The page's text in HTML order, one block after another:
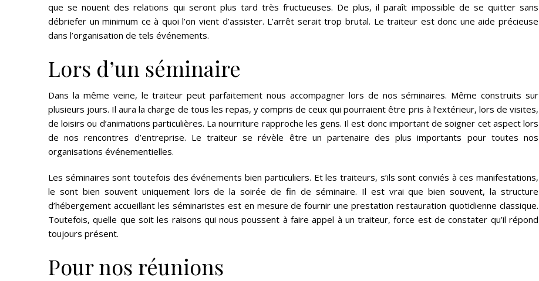
que se nouent des relations qui seront plus tard très fructueuses. De plus, il paraît impossible de se quitter sans
débriefer un minimum ce à quoi l’on vient d’assister. L’arrêt serait trop brutal. Le traiteur est donc une aide précieuse
dans l’organisation de tels événements.
Lors d’un séminaire
Dans la même veine, le traiteur peut parfaitement nous accompagner lors de nos séminaires. Même construits sur
plusieurs jours. Il aura la charge de tous les repas, y compris de ceux qui pourraient être pris à l’extérieur, lors de visites,
de loisirs ou d’animations particulières. La nourriture rapproche les gens. Il est donc important de soigner cet aspect lors
de nos rencontres d’entreprise. Le traiteur se révèle être un partenaire des plus importants pour toutes nos
organisations événementielles.
Les séminaires sont toutefois des événements bien particuliers. Et les traiteurs, s’ils sont conviés à ces manifestations,
le sont bien souvent uniquement lors de la soirée de fin de séminaire. Il est vrai que bien souvent, la structure
d’hébergement accueillant les séminaristes est en mesure de fournir une prestation restauration quotidienne classique.
Toutefois, quelle que soit les raisons qui nous poussent à faire appel à un traiteur, force est de constater qu’il répond
toujours présent.
Pour nos réunions